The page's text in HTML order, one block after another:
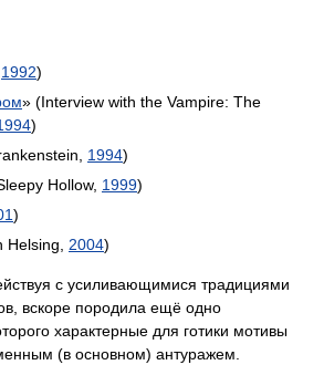
1992)
» (Interview with the Vampire: The
)
1994)
Hollow, 1999)
)
Helsing, 2004)
с усиливающимися традициями
вскоре породила ещё одно
характерные для готики мотивы
(в основном) антуражем.